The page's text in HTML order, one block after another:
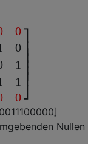
0
0
1
1
0
⎥
⎥
0011100000]
Nullen